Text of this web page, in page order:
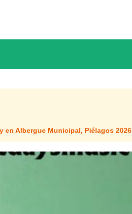
en Albergue Municipal, Piélagos 2026